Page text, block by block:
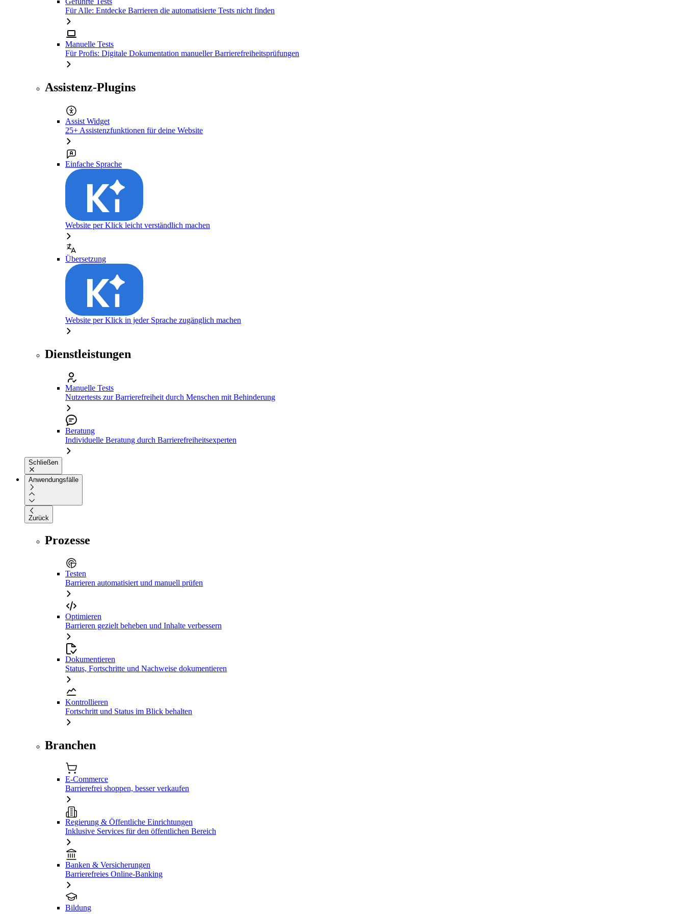
Für Alle: Entdecke Barrieren die automatisierte Tests nicht finden
Manuelle Tests
Für Profis: Digitale Dokumentation manueller Barrierefreiheitsprüfungen
Assistenz-Plugins
Assist Widget
25+ Assistenzfunktionen für deine Website
Einfache Sprache
Website per Klick leicht verständlich machen
Übersetzung
Website per Klick in jeder Sprache zugänglich machen
Dienstleistungen
Manuelle Tests
Nutzertests zur Barrierefreiheit durch Menschen mit Behinderung
Beratung
Individuelle Beratung durch Barrierefreiheitsexperten
Schließen
Anwendungsfälle
Zurück
Prozesse
Testen
Barrieren automatisiert und manuell prüfen
Optimieren
Barrieren gezielt beheben und Inhalte verbessern
Dokumentieren
Status, Fortschritte und Nachweise dokumentieren
Kontrollieren
Fortschritt und Status im Blick behalten
Branchen
E-Commerce
Barrierefrei shoppen, besser verkaufen
Regierung & Öffentliche Einrichtungen
Inklusive Services für den öffentlichen Bereich
Banken & Versicherungen
Barrierefreies Online-Banking
Bildung